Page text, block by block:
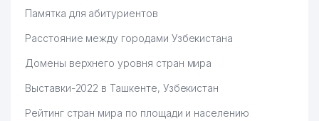
Памятка для абитуриентов
Расстояние между городами Узбекистана
Домены верхнего уровня стран мира
Выставки-2022 в Ташкенте, Узбекистан
Рейтинг стран мира по площади и населению